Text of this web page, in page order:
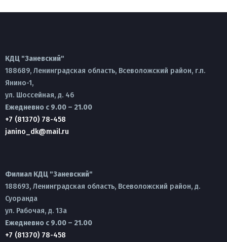
КДЦ "Заневский"
188689, Ленинградская область, Всеволожский район, г.п.
Янино-1,
ул. Шоссейная, д. 46
Ежедневно с 9.00 – 21.00
+7 (81370) 78-458
janino_dk@mail.ru
Филиал КДЦ "Заневский"
188693, Ленинградская область, Всеволожский район, д.
Суоранда
ул. Рабочая, д. 13а
Ежедневно с 9.00 – 21.00
+7 (81370) 78-458